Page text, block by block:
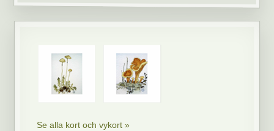
Se alla kort och vykort »